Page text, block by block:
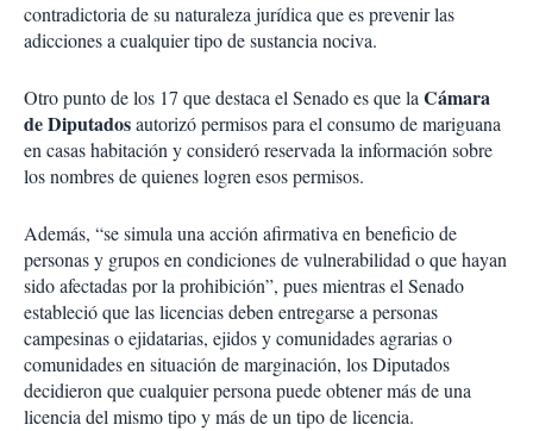
contradictoria de su naturaleza jurídica que es prevenir las
adicciones a cualquier tipo de sustancia nociva.
Otro punto de los 17 que destaca el Senado es que laCámara
de Diputadosautorizó permisos para el consumo de mariguana
en casas habitación y consideró reservada la información sobre
los nombres de quienes logren esos permisos.
Además, “se simula una acción afirmativa en beneficio de
personas y grupos en condiciones de vulnerabilidad o que hayan
sido afectadas por la prohibición”, pues mientras el Senado
estableció que las licencias deben entregarse a personas
campesinas o ejidatarias, ejidos y comunidades agrarias o
comunidades en situación de marginación, los Diputados
decidieron que cualquier persona puede obtener más de una
licencia del mismo tipo y más de un tipo de licencia.